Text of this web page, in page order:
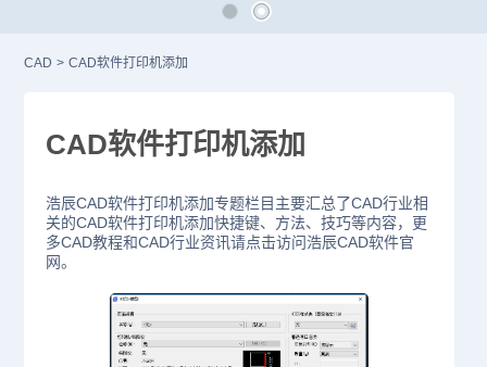
CAD > CAD软件打印机添加
CAD软件打印机添加
浩辰CAD软件打印机添加专题栏目主要汇总了CAD行业相
关的CAD软件打印机添加快捷键、方法、技巧等内容，更
多CAD教程和CAD行业资讯请点击访问浩辰CAD软件官
网。